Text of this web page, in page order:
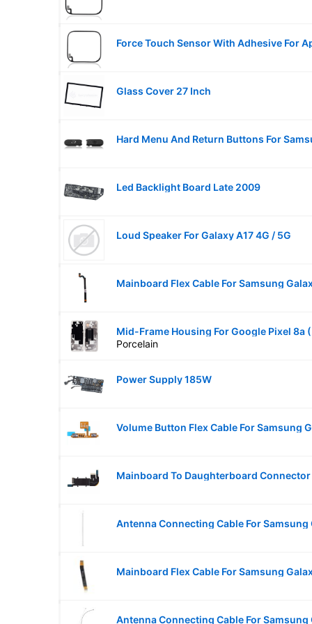
Glass Cover 27 Inch
Led Backlight Board Late 2009
Loud Speaker For Galaxy A17 4G / 5G
Mainboard Flex Cable For Samsung
Mid-Frame Housing For Google Pixel 8a
Porcelain
Power Supply 185W